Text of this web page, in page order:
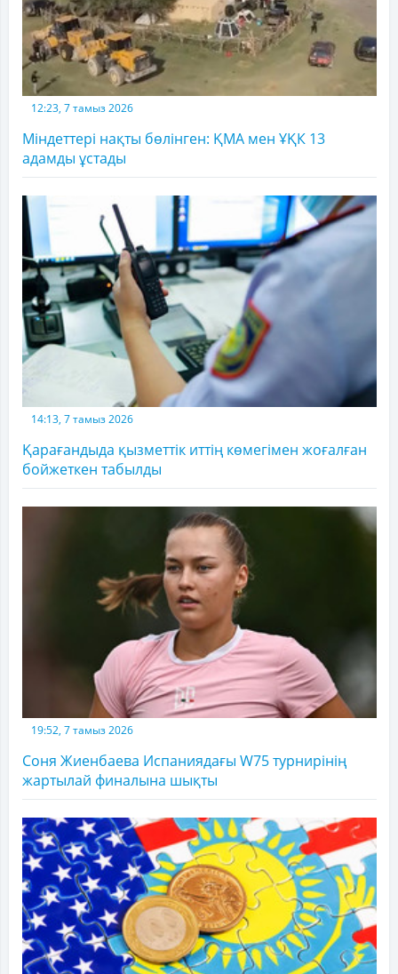
12:23, 7 тамыз 2026
Міндеттері нақты бөлінген: ҚМА мен ҰҚК 13
адамды ұстады
14:13, 7 тамыз 2026
Қарағандыда қызметтік иттің көмегімен жоғалған
бойжеткен табылды
19:52, 7 тамыз 2026
Соня Жиенбаева Испаниядағы W75 турнирінің
жартылай финалына шықты